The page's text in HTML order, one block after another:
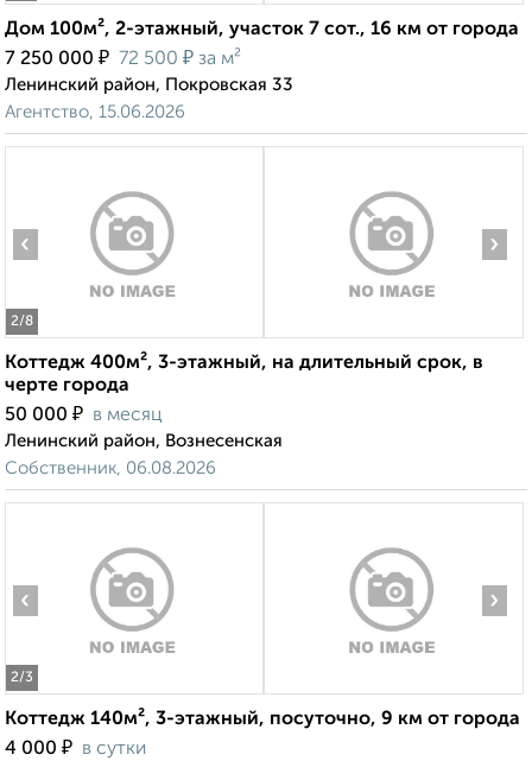
Дом 100м², 2-этажный, участок 7 сот., 16 км от города
7 250 000 ₽ 72 500 ₽ за м²
Ленинский район, Покровская 33
Агентство, 15.06.2026
2/8
‹ ›
Коттедж 400м², 3-этажный, на длительный срок, в
черте города
50 000 ₽ в месяц
Ленинский район, Вознесенская
Собственник, 06.08.2026
2/3
‹ ›
Коттедж 140м², 3-этажный, посуточно, 9 км от города
4 000 ₽ в сутки